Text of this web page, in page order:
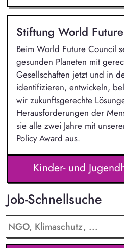
Stiftung World
Beim World Future Council
gesunden Planeten mit
Gesellschaften jetzt und in
identifizieren, entwickeln,
wir zukunftsgerechte
Herausforderungen der
sie alle zwei Jahre mit
Policy Award aus.
Kinder- und
Job-Schnellsuche